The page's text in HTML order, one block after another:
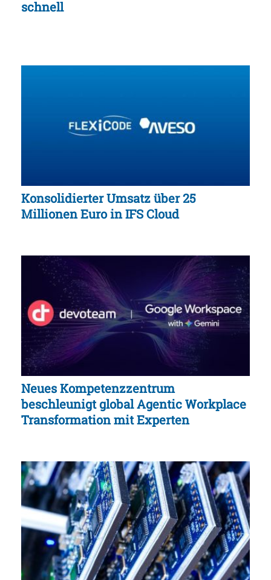
schnell
Konsolidierter Umsatz über 25
Millionen Euro in IFS Cloud
Neues Kompetenzzentrum
beschleunigt global Agentic Workplace
Transformation mit Experten